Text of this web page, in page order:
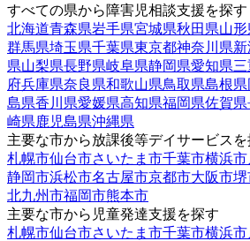
すべての県から障害児相談支援を探す
北海道青森県岩手県宮城県秋田県山形
群馬県埼玉県千葉県東京都神奈川県
県山梨県長野県岐阜県静岡県愛知県
府兵庫県奈良県和歌山県鳥取県島根県
島県香川県愛媛県高知県福岡県佐賀県
崎県鹿児島県沖縄県
主要な市から放課後等デイサービスを
札幌市仙台市さいたま市千葉市横浜市
静岡市浜松市名古屋市京都市大阪市堺
北九州市福岡市熊本市
主要な市から児童発達支援を探す
札幌市仙台市さいたま市千葉市横浜市